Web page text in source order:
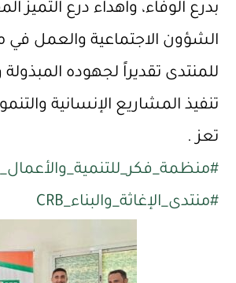
بدرع الوفاء، واهداء درع التميز
الشؤون الاجتماعية والعمل
للمنتدى تقديراً لجهوده المبذولة
تنفيذ المشاريع الإنسانية
تعز .
#منتدى_الإغاثة_والبناء_CRB